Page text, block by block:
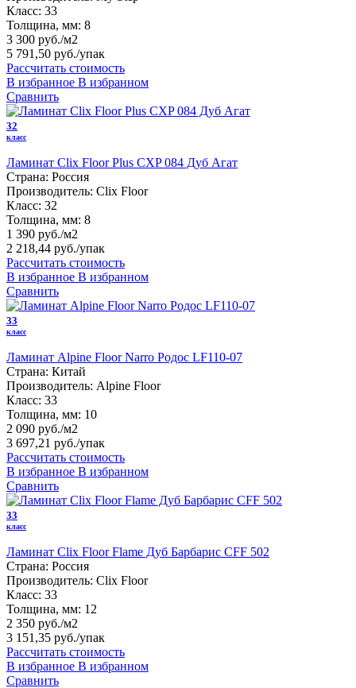
Класс: 33
Толщина, мм: 8
3 300 руб./м2
5 791,50 руб./упак
Рассчитать стоимость
В избранное В избранном
Сравнить
32
класс
Ламинат Clix Floor Plus CXP 084 Дуб Агат
Страна: Россия
Производитель: Clix Floor
Класс: 32
Толщина, мм: 8
1 390 руб./м2
2 218,44 руб./упак
Рассчитать стоимость
В избранное В избранном
Сравнить
33
класс
Ламинат Alpine Floor Narro Родос LF110-07
Страна: Китай
Производитель: Alpine Floor
Класс: 33
Толщина, мм: 10
2 090 руб./м2
3 697,21 руб./упак
Рассчитать стоимость
В избранное В избранном
Сравнить
33
класс
Ламинат Clix Floor Flame Дуб Барбарис CFF 502
Страна: Россия
Производитель: Clix Floor
Класс: 33
Толщина, мм: 12
2 350 руб./м2
3 151,35 руб./упак
Рассчитать стоимость
В избранное В избранном
Сравнить